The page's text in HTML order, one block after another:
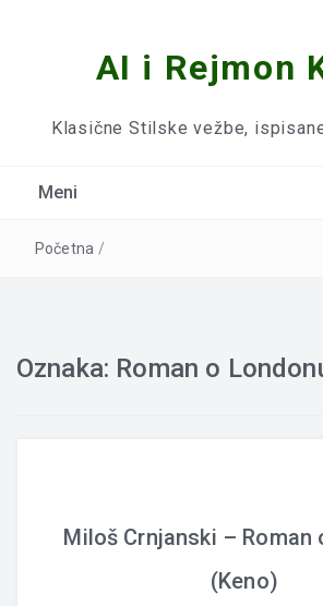
AI i Rejmon
Klasične Stilske vežbe,
Meni
Početna /
Oznaka: Roman o
Miloš Crnjanski – Roman
(Keno)